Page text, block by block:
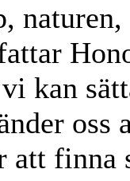
vi kan
oss
att